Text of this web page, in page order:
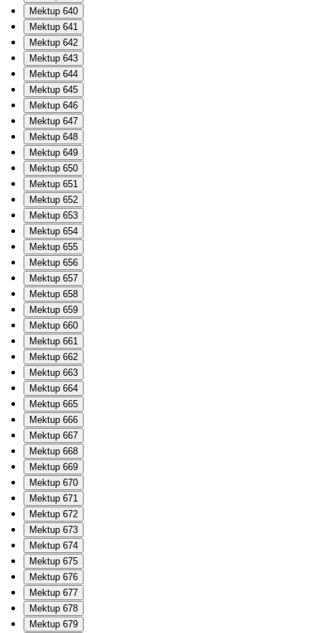
Mektup 640
Mektup 641
Mektup 642
Mektup 643
Mektup 644
Mektup 645
Mektup 646
Mektup 647
Mektup 648
Mektup 649
Mektup 650
Mektup 651
Mektup 652
Mektup 653
Mektup 654
Mektup 655
Mektup 656
Mektup 657
Mektup 658
Mektup 659
Mektup 660
Mektup 661
Mektup 662
Mektup 663
Mektup 664
Mektup 665
Mektup 666
Mektup 667
Mektup 668
Mektup 669
Mektup 670
Mektup 671
Mektup 672
Mektup 673
Mektup 674
Mektup 675
Mektup 676
Mektup 677
Mektup 678
Mektup 679